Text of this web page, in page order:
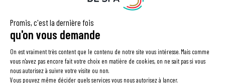
d’Évènement:
Salle Bergman